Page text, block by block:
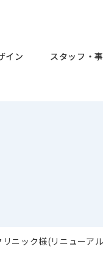
イン スタッフ・
ニック様(リニューア